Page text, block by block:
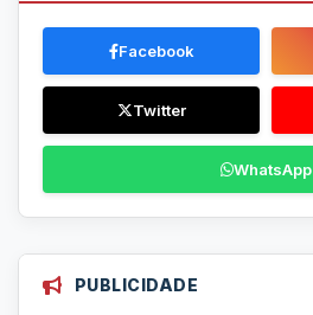
Facebook
Twitter
WhatsApp
PUBLICIDADE